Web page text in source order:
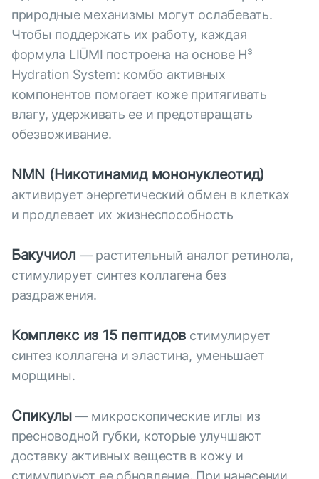
природные механизмы могут ослабевать.
Чтобы поддержать их работу, каждая
формула LIŪMI построена на основе H³
Hydration System: комбо активных
компонентов помогает коже притягивать
влагу, удерживать ее и предотвращать
обезвоживание.
NMN (Никотинамид мононуклеотид)
активирует энергетический обмен в клетках
и продлевает их жизнеспособность
Бакучиол — растительный аналог ретинола,
стимулирует синтез коллагена без
раздражения.
Комплекс из 15 пептидов стимулирует
синтез коллагена и эластина, уменьшает
морщины.
Спикулы — микроскопические иглы из
пресноводной губки, которые улучшают
доставку активных веществ в кожу и
стимулируют ее обновление. При нанесении